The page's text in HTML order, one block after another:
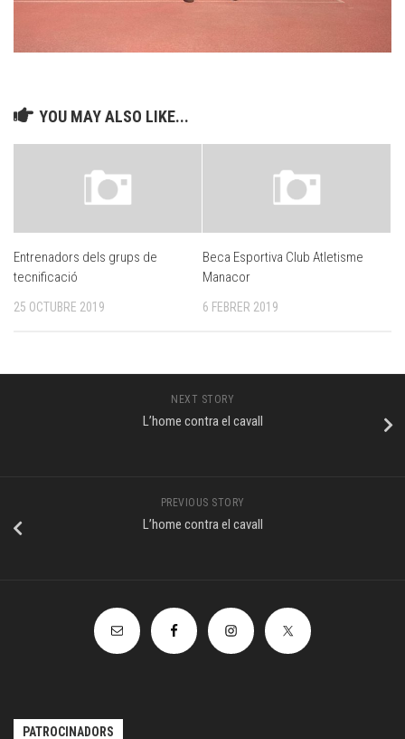
YOU MAY ALSO LIKE...
Entrenadors dels grups de
tecnificació
25 OCTUBRE 2019
Beca Esportiva Club Atletisme
Manacor
6 FEBRER 2019
NEXT STORY
L’home contra el cavall
PREVIOUS STORY
L’home contra el cavall
PATROCINADORS